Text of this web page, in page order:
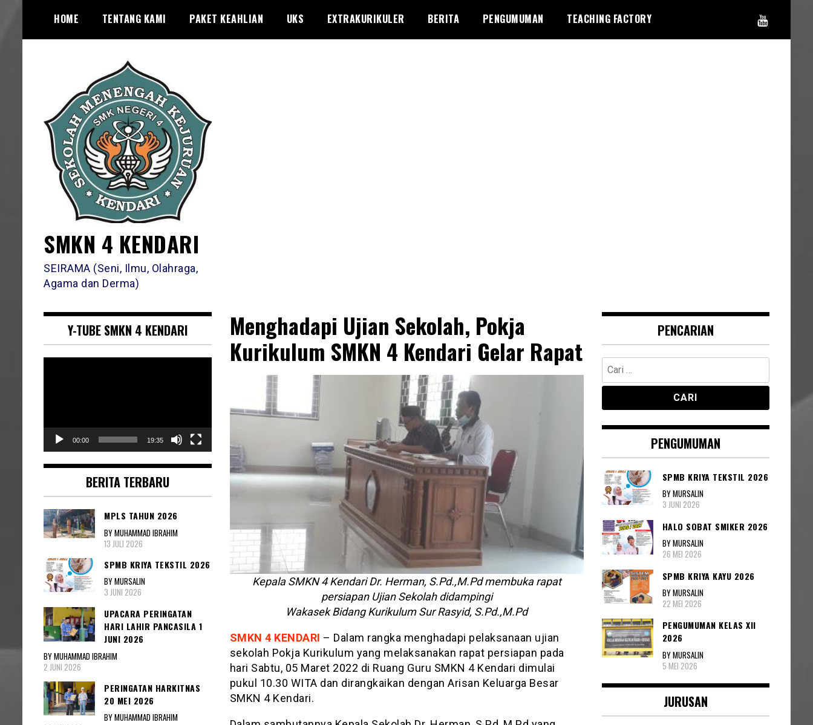
content
HOME TENTANG KAMI PAKET KEAHLIAN UKS EXTRAKURIKULER BERITA PENGUMUMAN TEACHING FACTORY
SMKN 4 KENDARI
SEIRAMA (Seni, Ilmu, Olahraga,
Agama dan Derma)
Menghadapi Ujian Sekolah, Pokja
Kurikulum SMKN 4 Kendari Gelar Rapat
Kepala SMKN 4 Kendari Dr. Herman, S.Pd.,M.Pd membuka rapat
persiapan Ujian Sekolah didampingi
Wakasek Bidang Kurikulum Sur Rasyid, S.Pd.,M.Pd
SMKN 4 KENDARI – Dalam rangka menghadapi pelaksanaan ujian
sekolah Pokja Kurikulum yang melaksanakan rapat persiapan pada
hari Sabtu, 05 Maret 2022 di Ruang Guru SMKN 4 Kendari dimulai
pukul 10.30 WITA dan dirangkaikan dengan Arisan Keluarga Besar
SMKN 4 Kendari.
Y-TUBE SMKN 4 KENDARI
00:00 19:35
BERITA TERBARU
MPLS TAHUN 2026
BY MUHAMMAD IBRAHIM
13 JULI 2026
SPMB KRIYA TEKSTIL 2026
BY MURSALIN
3 JUNI 2026
UPACARA PERINGATAN
HARI LAHIR PANCASILA 1
JUNI 2026
BY MUHAMMAD IBRAHIM
2 JUNI 2026
PERINGATAN HARKITNAS
20 MEI 2026
BY MUHAMMAD IBRAHIM
PENCARIAN
Cari
untuk:
PENGUMUMAN
SPMB KRIYA TEKSTIL 2026
BY MURSALIN
3 JUNI 2026
HALO SOBAT SMIKER 2026
BY MURSALIN
26 MEI 2026
SPMB KRIYA KAYU 2026
BY MURSALIN
22 MEI 2026
PENGUMUMAN KELAS XII
2026
BY MURSALIN
5 MEI 2026
JURUSAN